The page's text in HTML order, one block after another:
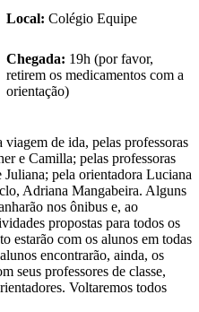
Local: Colégio Equipe
Chegada: 19h (por favor,
retirem os medicamentos com a
orientação)
viagem de ida, pelas professoras
e Camilla; pelas professoras
pela orientadora Luciana
Adriana Mangabeira. Alguns
nos ônibus e, ao
propostas para todos os
estarão com os alunos em todas
encontrarão, ainda, os
seus professores de classe,
Voltaremos todos